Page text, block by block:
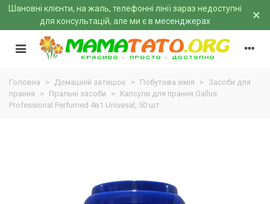
Шановні клієнти, на жаль, телефонні лінії зараз недоступні
для консультацій, але ми єв месенджерах ×
Головна > Домашній затишок > Побутова хімія > Засоби для
прання
> Пральні засоби > Капсули для прання Gallus
Professional Perfumed 4в1 Univesal, 50 шт